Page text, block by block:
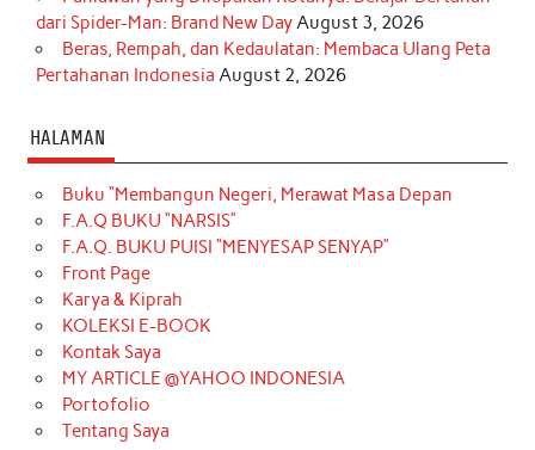
dari Spider-Man: Brand New DayAugust 3, 2026
Beras, Rempah, dan Kedaulatan: Membaca Ulang Peta
Pertahanan Indonesia August 2, 2026
HALAMAN
Buku “Membangun Negeri, Merawat Masa Depan
F.A.Q BUKU “NARSIS”
F.A.Q. BUKU PUISI “MENYESAP SENYAP”
Front Page
Karya & Kiprah
KOLEKSI E-BOOK
Kontak Saya
MY ARTICLE @YAHOO INDONESIA
Portofolio
Tentang Saya